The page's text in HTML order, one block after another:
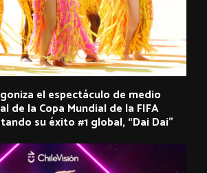
el espectáculo de medio
de la Copa Mundial de la FIFA
su éxito #1 global, “Dai Dai”